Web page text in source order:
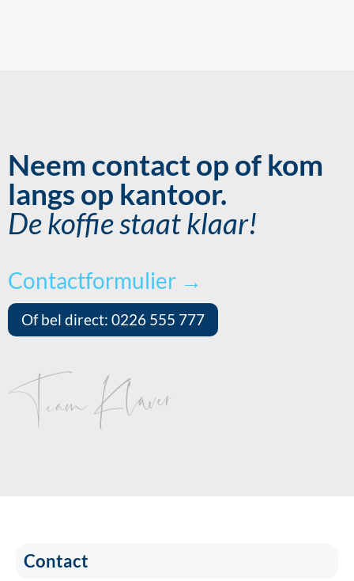
Neem contact op of kom
langs op kantoor.
De koffie staat klaar!
Contactformulier →
Of bel direct: 0226 555 777
Team Klaver
Contact